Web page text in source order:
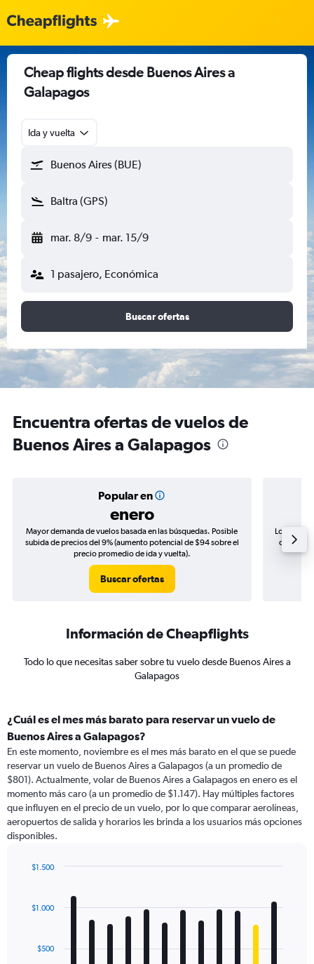
Cheap flights desde Buenos Aires a
Galapagos
Ida y vuelta
Buenos Aires (BUE)
Baltra (GPS)
mar. 8/9 - mar. 15/9
1 pasajero, Económica
Buscar ofertas
Encuentra ofertas de vuelos de
Buenos Aires a Galapagos
Popular en
enero
Mayor demanda de vuelos basada en las búsquedas. Posible
subida de precios del 9% (aumento potencial de $94 sobre el
precio promedio de ida y vuelta).
Buscar ofertas
Los
de
Información de Cheapflights
Todo lo que necesitas saber sobre tu vuelo desde Buenos Aires a
Galapagos
¿Cuál es el mes más barato para reservar un vuelo de
Buenos Aires a Galapagos?
En este momento, noviembre es el mes más barato en el que se puede
reservar un vuelo de Buenos Aires a Galapagos (a un promedio de
$801). Actualmente, volar de Buenos Aires a Galapagos en enero es el
momento más caro (a un promedio de $1.147). Hay múltiples factores
que influyen en el precio de un vuelo, por lo que comparar aerolíneas,
aeropuertos de salida y horarios les brinda a los usuarios más opciones
disponibles.
with
12
The$500
$1.000
$1.500